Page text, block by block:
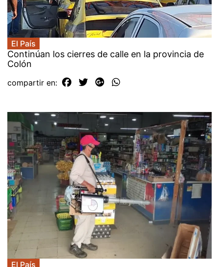
El País
Continúan los cierres de calle en la provincia de
Colón
compartir en:
El País